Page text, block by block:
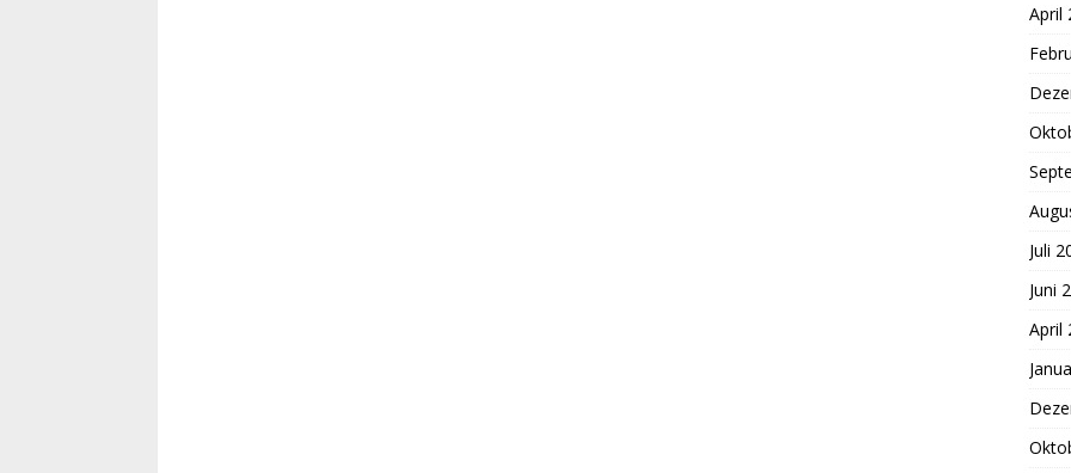
April
Juli
Juni
April